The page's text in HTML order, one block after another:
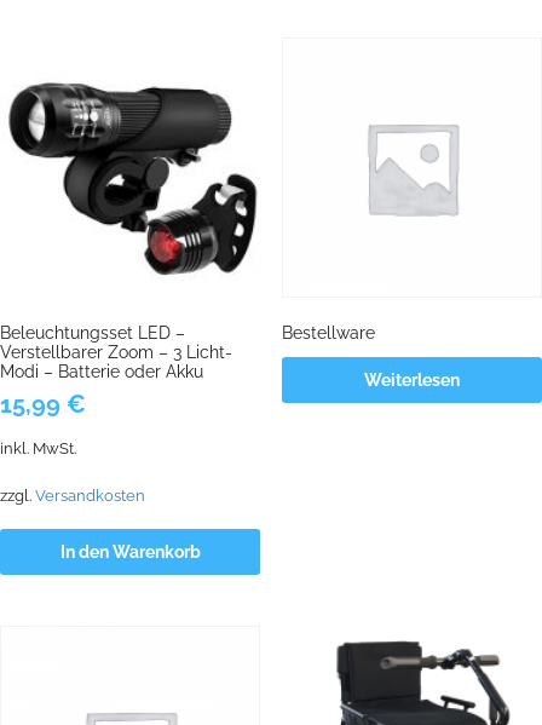
Beleuchtungsset LED –
Verstellbarer Zoom – 3 Licht-
Modi – Batterie oder Akku
15,99 €
inkl. MwSt.
zzgl. Versandkosten
In den Warenkorb
Bestellware
Weiterlesen